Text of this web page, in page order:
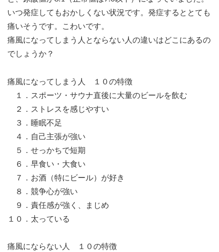
いつ発症してもおかしくない状況です。発症するととても
痛いそうです。こわいです。
痛風になってしまう人とならない人の違いはどこにあるの
でしょうか？
痛風になってしまう人 １０の特徴
１．スポーツ・サウナ直後に大量のビールを飲む
２．ストレスを感じやすい
３．睡眠不足
４．自己主張が強い
５．せっかちで短期
６．早食い・大食い
７．お酒（特にビール）が好き
８．競争心が強い
９．責任感が強く、まじめ
１０．太っている
痛風にならない人 １０の特徴